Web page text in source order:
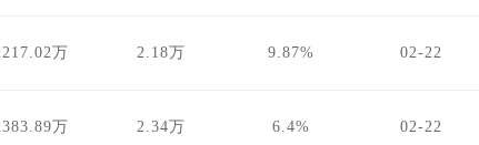
万 2.18万 9.87% 02-22
万 2.34万 6.4% 02-22